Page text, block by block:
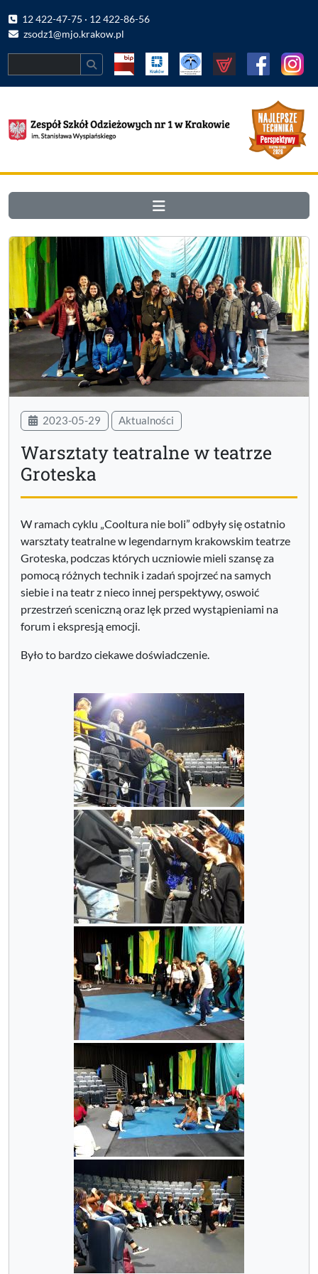
12 422-47-75 · 12 422-86-56
zsodz1@mjo.krakow.pl
2023-05-29 Aktualności
Warsztaty teatralne w teatrze
Groteska
W ramach cyklu „Cooltura nie boli” odbyły się ostatnio
warsztaty teatralne w legendarnym krakowskim teatrze
Groteska, podczas których uczniowie mieli szansę za
pomocą różnych technik i zadań spojrzeć na samych
siebie i na teatr z nieco innej perspektywy, oswoić
przestrzeń sceniczną oraz lęk przed wystąpieniami na
forum i ekspresją emocji.
Było to bardzo ciekawe doświadczenie.